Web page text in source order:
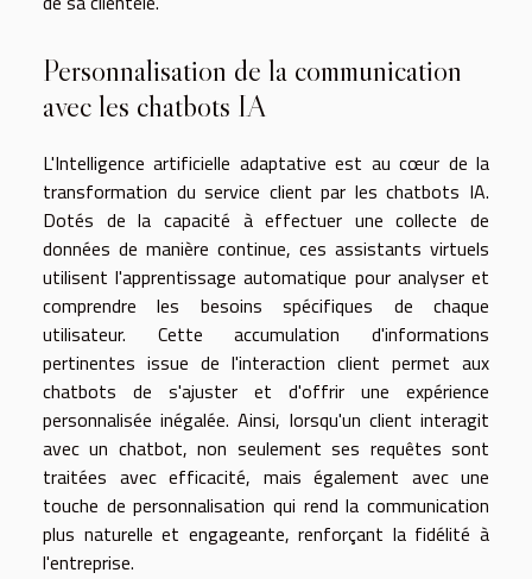
Personnalisation de la communication
avec les chatbots IA
L'Intelligence artificielle adaptative est au cœur de la
transformation du service client par les chatbots IA.
Dotés de la capacité à effectuer une collecte de
données de manière continue, ces assistants virtuels
utilisent l'apprentissage automatique pour analyser et
comprendre les besoins spécifiques de chaque
utilisateur. Cette accumulation d'informations
pertinentes issue de l'interaction client permet aux
chatbots de s'ajuster et d'offrir une expérience
personnalisée inégalée. Ainsi, lorsqu'un client interagit
avec un chatbot, non seulement ses requêtes sont
traitées avec efficacité, mais également avec une
touche de personnalisation qui rend la communication
plus naturelle et engageante, renforçant la fidélité à
l'entreprise.